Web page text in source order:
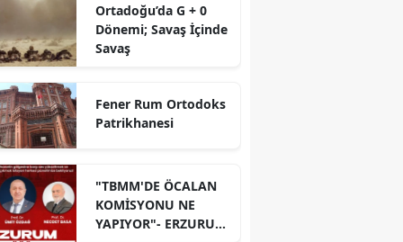
Ortadoğu’da G + 0
Dönemi; Savaş İçinde
Savaş
Fener Rum Ortodoks
Patrikhanesi
"TBMM'DE ÖCALAN
KOMİSYONU NE
YAPIYOR"- ERZURUM